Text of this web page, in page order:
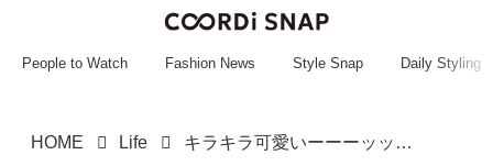
~~~~~~~~~~~
People to Watch Fashion News Style Snap Daily Styling
HOME Life キラキラ可愛いーーーッッ！！【Can★Do】見つけたら即買い推奨♡「シール」をチェック